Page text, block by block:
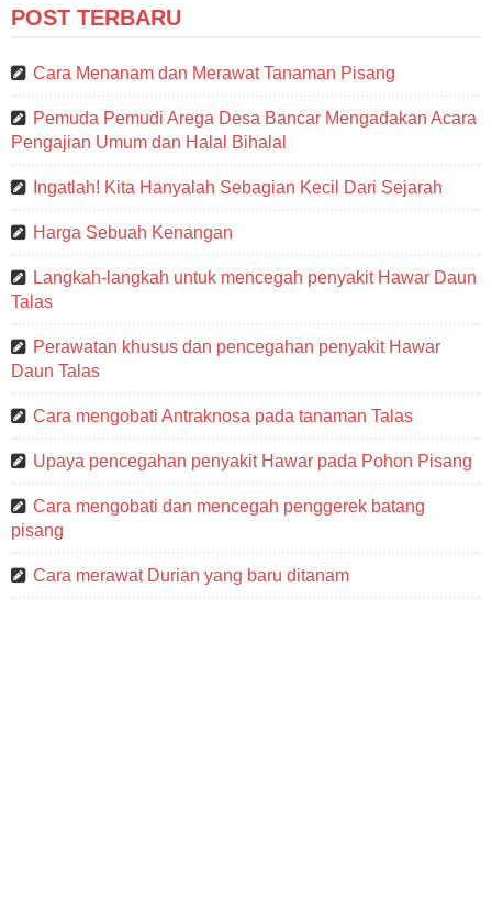
POST TERBARU
Cara Menanam dan Merawat Tanaman Pisang
Pemuda Pemudi Arega Desa Bancar Mengadakan Acara
Pengajian Umum dan Halal Bihalal
Ingatlah! Kita Hanyalah Sebagian Kecil Dari Sejarah
Harga Sebuah Kenangan
Langkah-langkah untuk mencegah penyakit Hawar Daun
Talas
Perawatan khusus dan pencegahan penyakit Hawar
Daun Talas
Cara mengobati Antraknosa pada tanaman Talas
Upaya pencegahan penyakit Hawar pada Pohon Pisang
Cara mengobati dan mencegah penggerek batang
pisang
Cara merawat Durian yang baru ditanam